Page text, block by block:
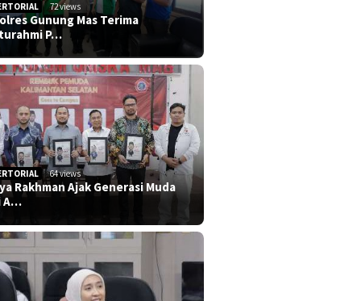
72 views
Gunung Mas Terima
P…
64 views
Rakhman Ajak Generasi Muda
A…